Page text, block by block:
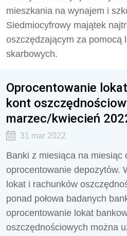
mieszkania na wynajem i
Siedmiocyfrowy majątek
oszczędzającym za pomocą
skarbowych.
Oprocentowanie
kont
marzec/kwiecień
31 mar 2022
Banki z miesiąca na miesiąc
oprocentowanie depozytów.
lokat i rachunków
ponad połowa badanych
oprocentowanie lokat
oszczędnościowych można